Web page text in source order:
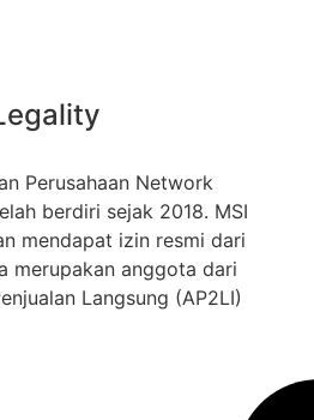
Perusahaan Network
berdiri sejak 2018. MSI
mendapat izin resmi dari
merupakan anggota dari
Langsung (AP2LI)